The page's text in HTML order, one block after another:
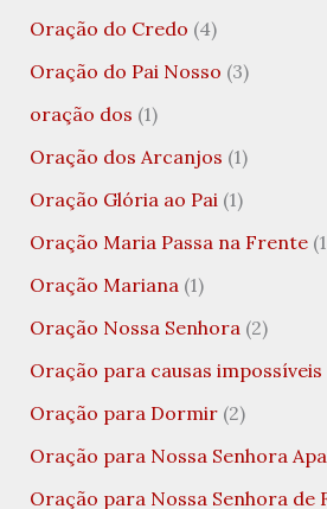
Oração do Credo (4)
Oração do Pai Nosso (3)
oração dos (1)
Oração dos Arcanjos (1)
Oração Glória ao Pai(1)
Oração Maria Passa na Frente
Oração Mariana(1)
Oração Nossa Senhora(2)
Oração para causas impossíveis
Oração para Dormir(2)
Oração para Nossa Senhora
Oração para Nossa Senhora de